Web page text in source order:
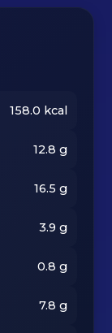
158.0 kcal
12.8 g
16.5 g
3.9 g
0.8 g
7.8 g